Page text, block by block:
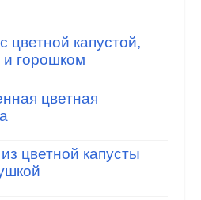
цветной капустой,
горошком
цветная
цветной капусты